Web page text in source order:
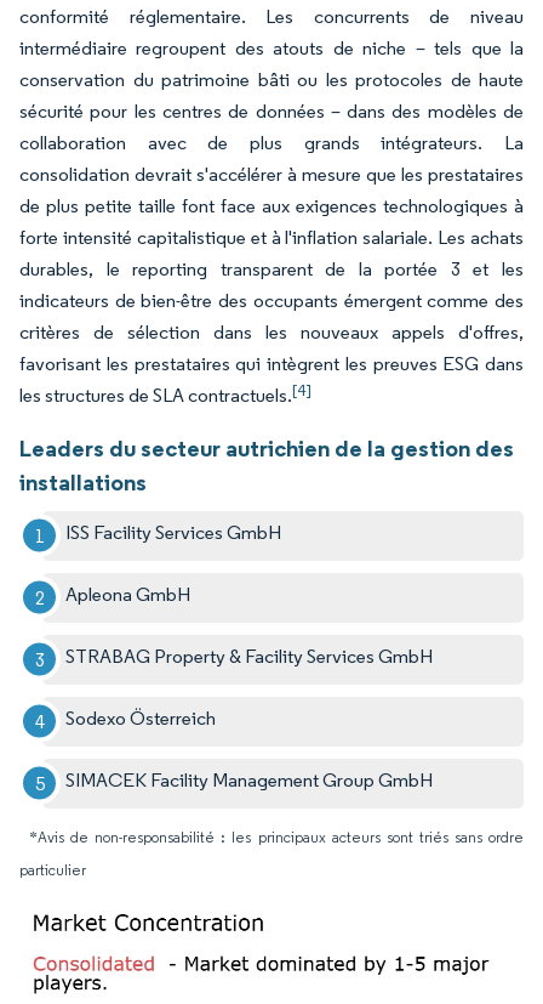
conformité réglementaire. Les concurrents de niveau
intermédiaire regroupent des atouts de niche – tels que la
conservation du patrimoine bâti ou les protocoles de haute
sécurité pour les centres de données – dans des modèles de
collaboration avec de plus grands intégrateurs. La
consolidation devrait s'accélérer à mesure que les prestataires
de plus petite taille font face aux exigences technologiques à
forte intensité capitalistique et à l'inflation salariale. Les achats
durables, le reporting transparent de la portée 3 et les
indicateurs de bien-être des occupants émergent comme des
critères de sélection dans les nouveaux appels d'offres,
favorisant les prestataires qui intègrent les preuves ESG dans
les structures de SLA contractuels.[4]
Leaders du secteur autrichien de la gestion des
installations
ISS Facility Services GmbH
Apleona GmbH
STRABAG Property & Facility Services GmbH
Sodexo Österreich
SIMACEK Facility Management Group GmbH
*Avis de non-responsabilité : les principaux acteurs sont triés sans ordre
particulier